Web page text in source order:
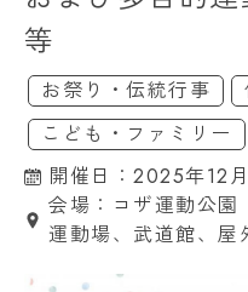
等
お祭り・伝統行事
こども・ファミリー
開催日：2025年12
会場：コザ運動公園
運動場、武道館、屋